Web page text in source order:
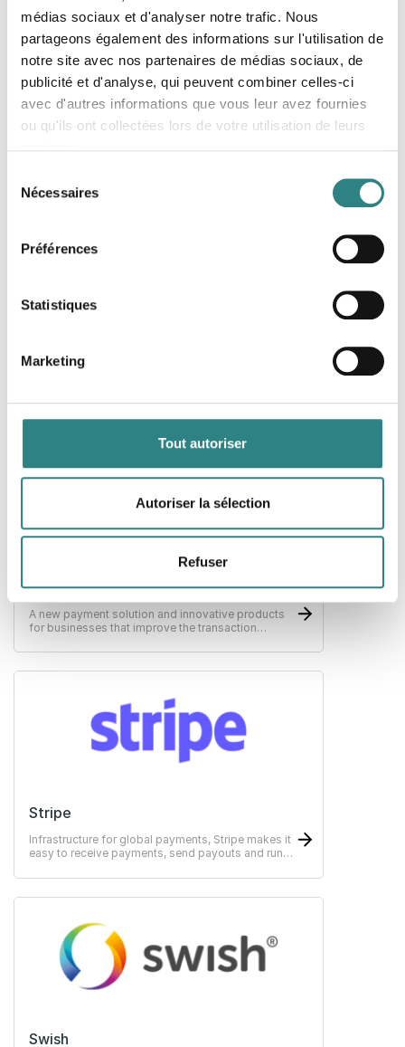
médias sociaux et d'analyser notre trafic. Nous
partageons également des informations sur l'utilisation de
notre site avec nos partenaires de médias sociaux, de
publicité et d'analyse, qui peuvent combiner celles-ci
avec d'autres informations que vous leur avez fournies
ou qu'ils ont collectées lors de votre utilisation de leurs
Nécessaires
Préférences
Statistiques
Marketing
Tout autoriser
Autoriser la sélection
Refuser
Lyf
Nets
terminals possible no matter which business.
Paytrim
A new payment solution and innovative products
for businesses that improve the transaction
Stripe
Infrastructure for global payments, Stripe makes it
easy to receive payments, send payouts and run
Swish